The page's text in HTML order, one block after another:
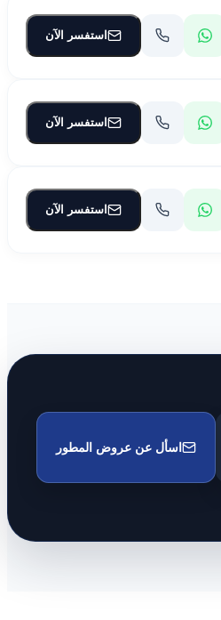
استفسر الآن
استفسر الآن
استفسر الآن
اسأل عن عروض المطور